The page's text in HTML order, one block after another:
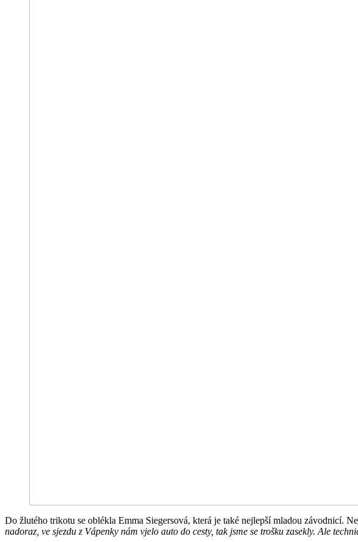
Do žlutého trikotu se oblékla Emma Siegersová, která je také nejlepší mladou závodnicí.
nadoraz, ve sjezdu z Vápenky nám vjelo auto do cesty, tak jsme se trošku zasekly. Ale